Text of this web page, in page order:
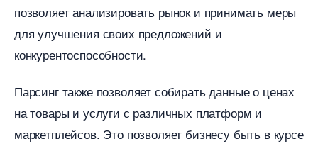
позволяет анализировать рынок и принимать меры
для улучшения своих предложений и
конкурентоспособности.​
Парсинг также позволяет собирать данные о ценах
на товары и услуги с различных платформ и
маркетплейсов.​ Это позволяет бизнесу быть в курсе